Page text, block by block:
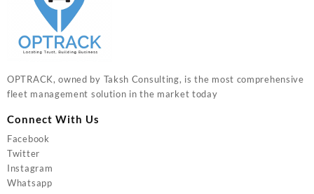
OPTRACK, owned by Taksh Consulting, is the most comprehensive
fleet management solution in the market today
Connect With Us
Facebook
Twitter
Instagram
Whatsapp